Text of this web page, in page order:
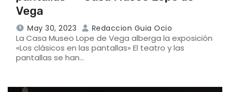
Vega
May 30, 2023 Redaccion Guia Ocio
La Casa Museo Lope de Vega alberga la exposición
«Los clásicos en las pantallas» El teatro y las
pantallas se han…